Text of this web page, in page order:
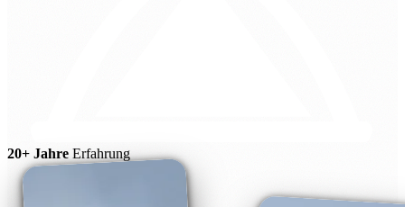
20+ Jahre Erfahrung